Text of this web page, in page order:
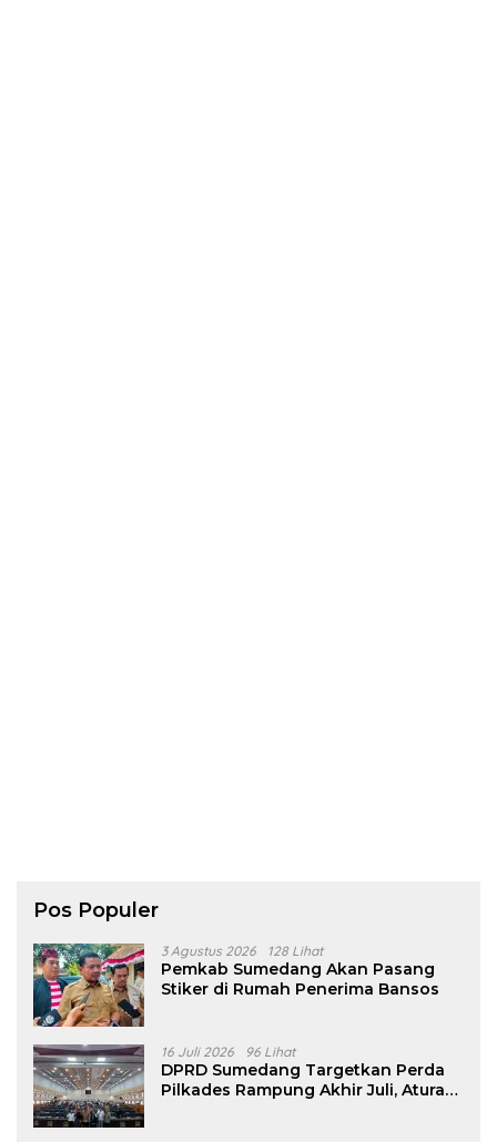
Pos Populer
3 Agustus 2026 128 Lihat
Pemkab Sumedang Akan Pasang
Stiker di Rumah Penerima Bansos
16 Juli 2026 96 Lihat
DPRD Sumedang Targetkan Perda
Pilkades Rampung Akhir Juli, Aturan